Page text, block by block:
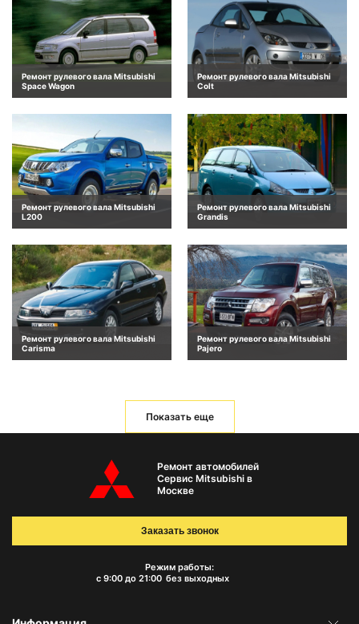
Ремонт рулевого вала Mitsubishi
Space Wagon
Ремонт рулевого вала Mitsubishi
Colt
Ремонт рулевого вала Mitsubishi
L200
Ремонт рулевого вала Mitsubishi
Grandis
Ремонт рулевого вала Mitsubishi
Carisma
Ремонт рулевого вала Mitsubishi
Pajero
Показать еще
Ремонт автомобилей
Сервис Mitsubishi в
Москве
Режим работы:
с 9:00 до 21:00 без выходных
Заказать звонок